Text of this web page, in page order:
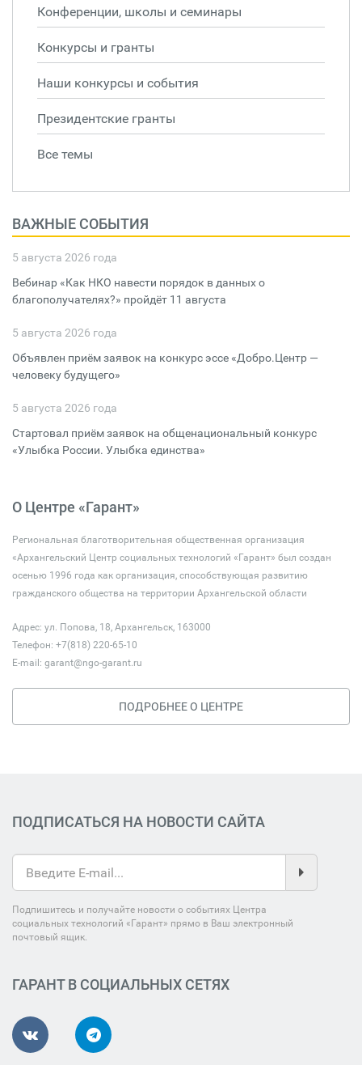
Конференции, школы и семинары
Конкурсы и гранты
Наши конкурсы и события
Президентские гранты
Все темы
ВАЖНЫЕ СОБЫТИЯ
5 августа 2026 года
Вебинар «Как НКО навести порядок в данных о
благополучателях?» пройдёт 11 августа
5 августа 2026 года
Объявлен приём заявок на конкурс эссе «Добро.Центр —
человеку будущего»
5 августа 2026 года
Стартовал приём заявок на общенациональный конкурс
«Улыбка России. Улыбка единства»
О Центре «Гарант»
Региональная благотворительная общественная организация
«Архангельский Центр социальных технологий «Гарант» был создан
осенью 1996 года как организация, способствующая развитию
гражданского общества на территории Архангельской области
Адрес: ул. Попова, 18, Архангельск, 163000
Телефон: +7(818) 220-65-10
E-mail: garant@ngo-garant.ru
ПОДРОБНЕЕ О ЦЕНТРЕ
ПОДПИСАТЬСЯ НА НОВОСТИ САЙТА
Подпишитесь и получайте новости о событиях Центра
социальных технологий «Гарант» прямо в Ваш электронный
почтовый ящик.
ГАРАНТ В СОЦИАЛЬНЫХ СЕТЯХ